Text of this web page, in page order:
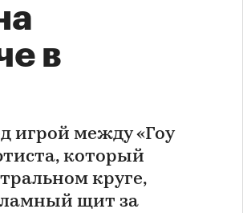
в
игрой между «Гоу
который
круге,
щит за